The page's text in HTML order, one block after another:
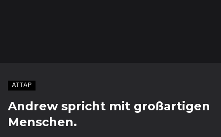
ATTAP
Andrew spricht mit großartigen
Menschen.